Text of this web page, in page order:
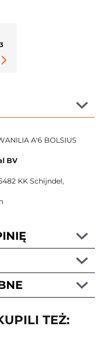
A'6 BOLSIUS
BV
KK Schijndel,
TEŻ: